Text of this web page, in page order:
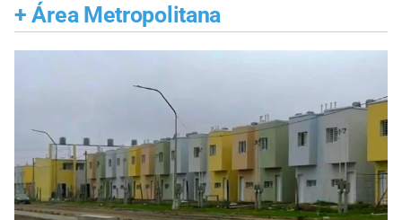
+ Área Metropolitana